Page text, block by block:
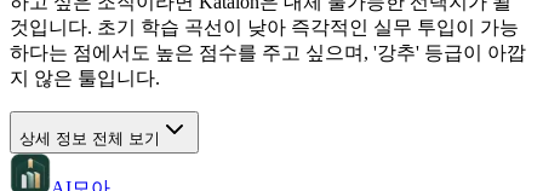
것입니다. 초기 학습 곡선이 낮아 즉각적인 실무 투입이 가능
하다는 점에서도 높은 점수를 주고 싶으며, '강추' 등급이 아깝
지 않은 툴입니다.
상세 정보 전체 보기